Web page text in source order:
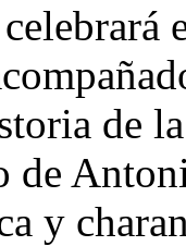
de
de
y